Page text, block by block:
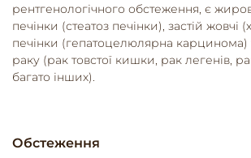
рентгенологічного обстеження, є
печінки (стеатоз печінки), застій жовчі
печінки (гепатоцелюлярна карцинома)
раку (рак товстої кишки, рак легенів,
багато інших).
Обстеження